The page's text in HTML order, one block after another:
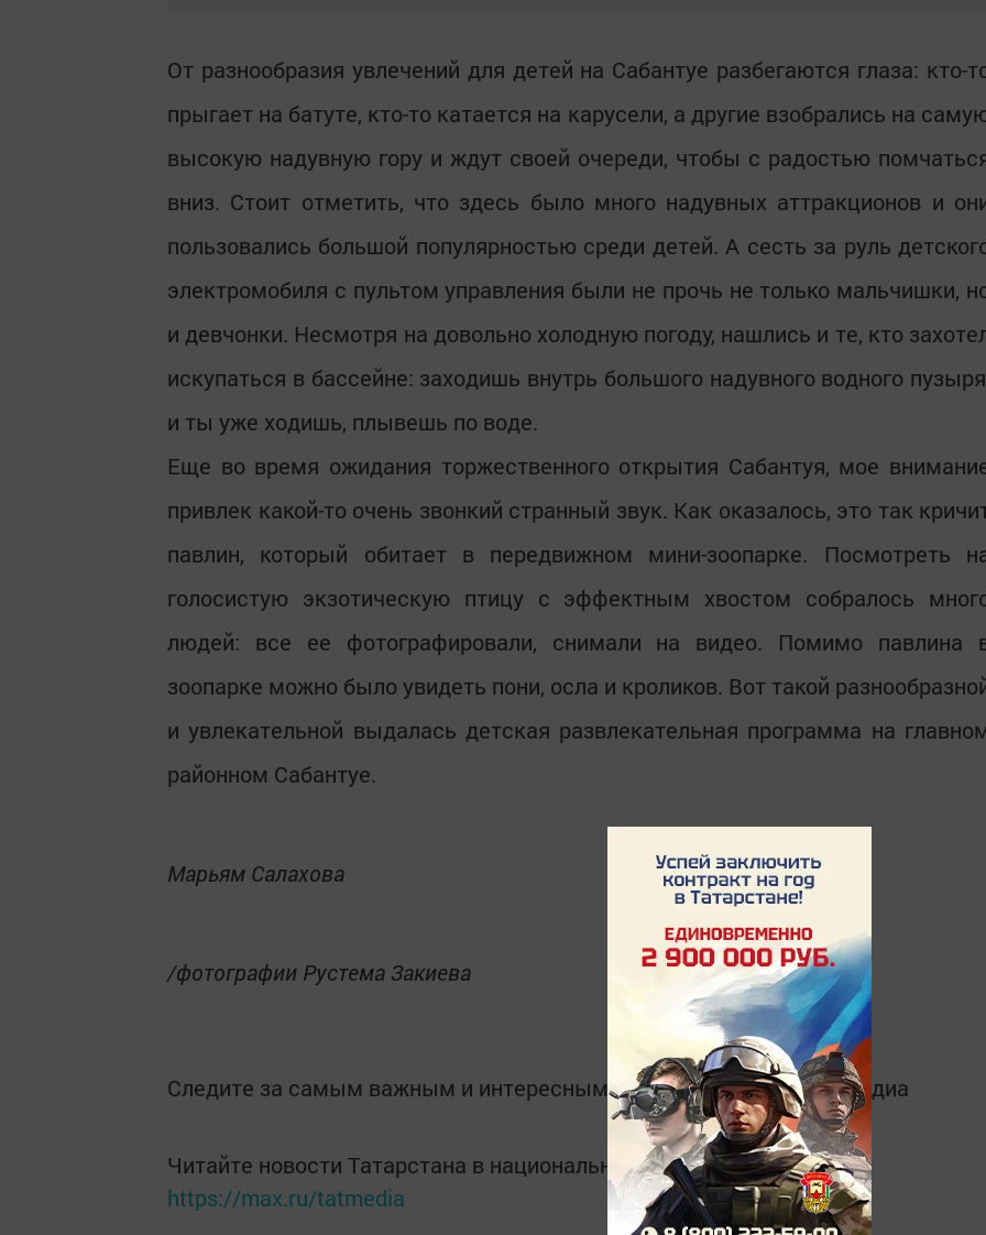
От разнообразия увлечений для детей на Сабантуе разбегаются глаза: кто-
прыгает на батуте, кто-то катается на карусели, а другие взобрались на
высокую надувную гору и ждут своей очереди, чтобы с радостью
вниз. Стоит отметить, что здесь было много надувных аттракционов и
пользовались большой популярностью среди детей. А сесть за руль
электромобиля с пультом управления были не прочь не только мальчишки,
и девчонки. Несмотря на довольно холодную погоду, нашлись и те, кто
искупаться в бассейне: заходишь внутрь большого надувного водного
и ты уже ходишь, плывешь по воде.
Еще во время ожидания торжественного открытия Сабантуя, мое
привлек какой-то очень звонкий странный звук. Как оказалось, это так
павлин, который обитает в передвижном мини-зоопарке. Посмотреть
голосистую экзотическую птицу с эффектным хвостом собралось
людей: все ее фотографировали, снимали на видео. Помимо павлина
зоопарке можно было увидеть пони, осла и кроликов. Вот такой
и увлекательной выдалась детская развлекательная программа на
районном Сабантуе.
Марьям Салахова
/фотографии Рустема Закиева
Следите за самым важным и интересным вTelegram-каналеТатмедиа
Читайте новости Татарстана в национальном мессенджере MАХ:
https://max.ru/tatmedia